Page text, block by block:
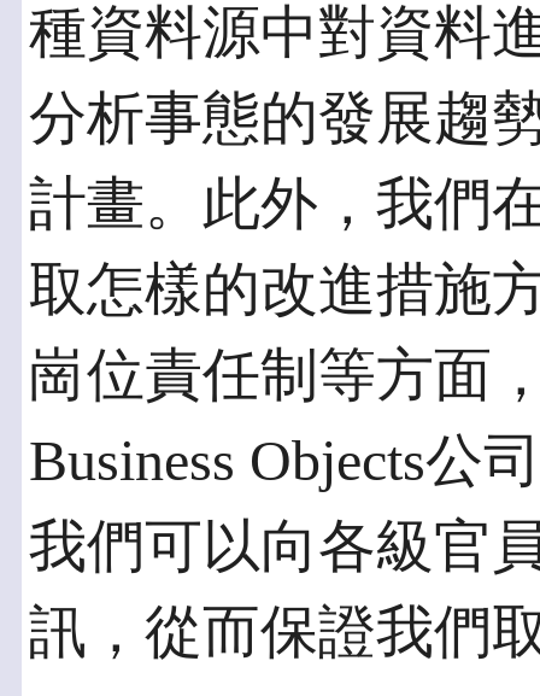
種資料源中對資料
分析事態的發展趨
計畫。此外，我們
取怎樣的改進措施
崗位責任制等方面
Business Objects公
我們可以向各級官
訊，從而保證我們